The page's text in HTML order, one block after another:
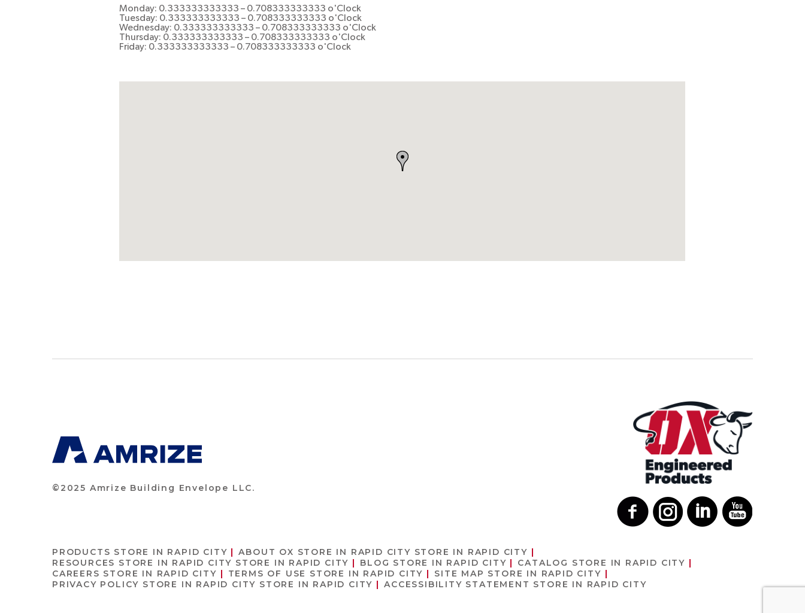
Monday: 0.333333333333 – 0.708333333333 o'Clock
Tuesday: 0.333333333333 – 0.708333333333 o'Clock
Wednesday: 0.333333333333 – 0.708333333333 o'Clock
Thursday: 0.333333333333 – 0.708333333333 o'Clock
Friday: 0.333333333333 – 0.708333333333 o'Clock
©2025 Amrize Building Envelope LLC.
PRODUCTS STORE IN RAPID CITY ABOUT OX STORE IN RAPID CITY STORE IN RAPID CITY
RESOURCES STORE IN RAPID CITY STORE IN RAPID CITY BLOG STORE IN RAPID CITY CATALOG STORE IN RAPID CITY
CAREERS STORE IN RAPID CITY TERMS OF USE STORE IN RAPID CITY SITE MAP STORE IN RAPID CITY
PRIVACY POLICY STORE IN RAPID CITY STORE IN RAPID CITY ACCESSIBILITY STATEMENT STORE IN RAPID CITY